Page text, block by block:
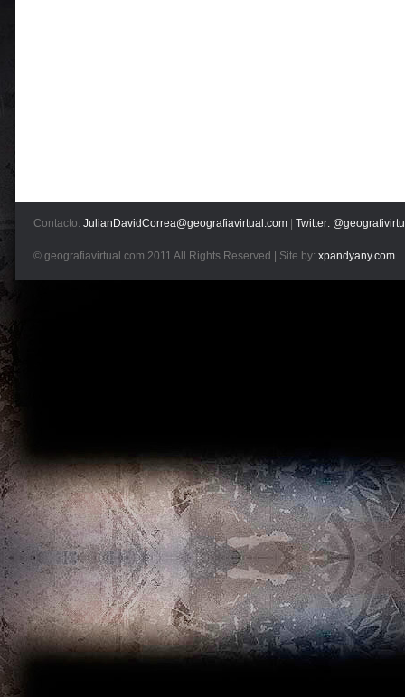
Contacto: JulianDavidCorrea@geografiavirtual.com Twitter:
© geografiavirtual.com 2011 All Rights Reserved | Site by: xpandyany.com